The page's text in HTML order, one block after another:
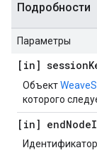
Подробности
Параметры
[in] session
Объект
которого
[in] endNode